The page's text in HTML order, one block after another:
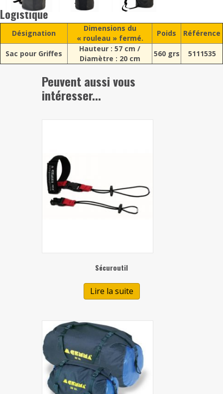
Logistique
Désignation
Dimensions du
« rouleau » fermé.
Poids Référence
Sac pour Griffes
Hauteur : 57 cm /
Diamètre : 20 cm
560 grs 5111535
Peuvent aussi vous
intéresser...
Sécuroutil
Lire la suite